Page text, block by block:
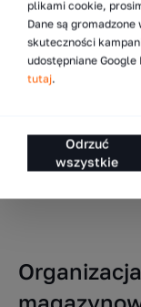
Dowiedz się,
plikami cookie,
Dane są
skuteczności
udostępniane
tutaj.
Odrzuć
wszystkie